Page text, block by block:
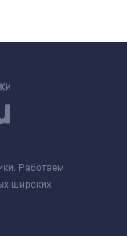
Работаем
широких